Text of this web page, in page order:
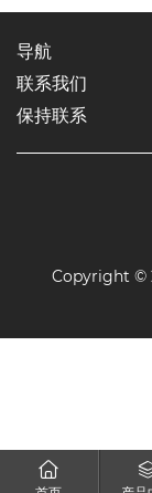
导航
联系我们
保持联系
Copyright ©